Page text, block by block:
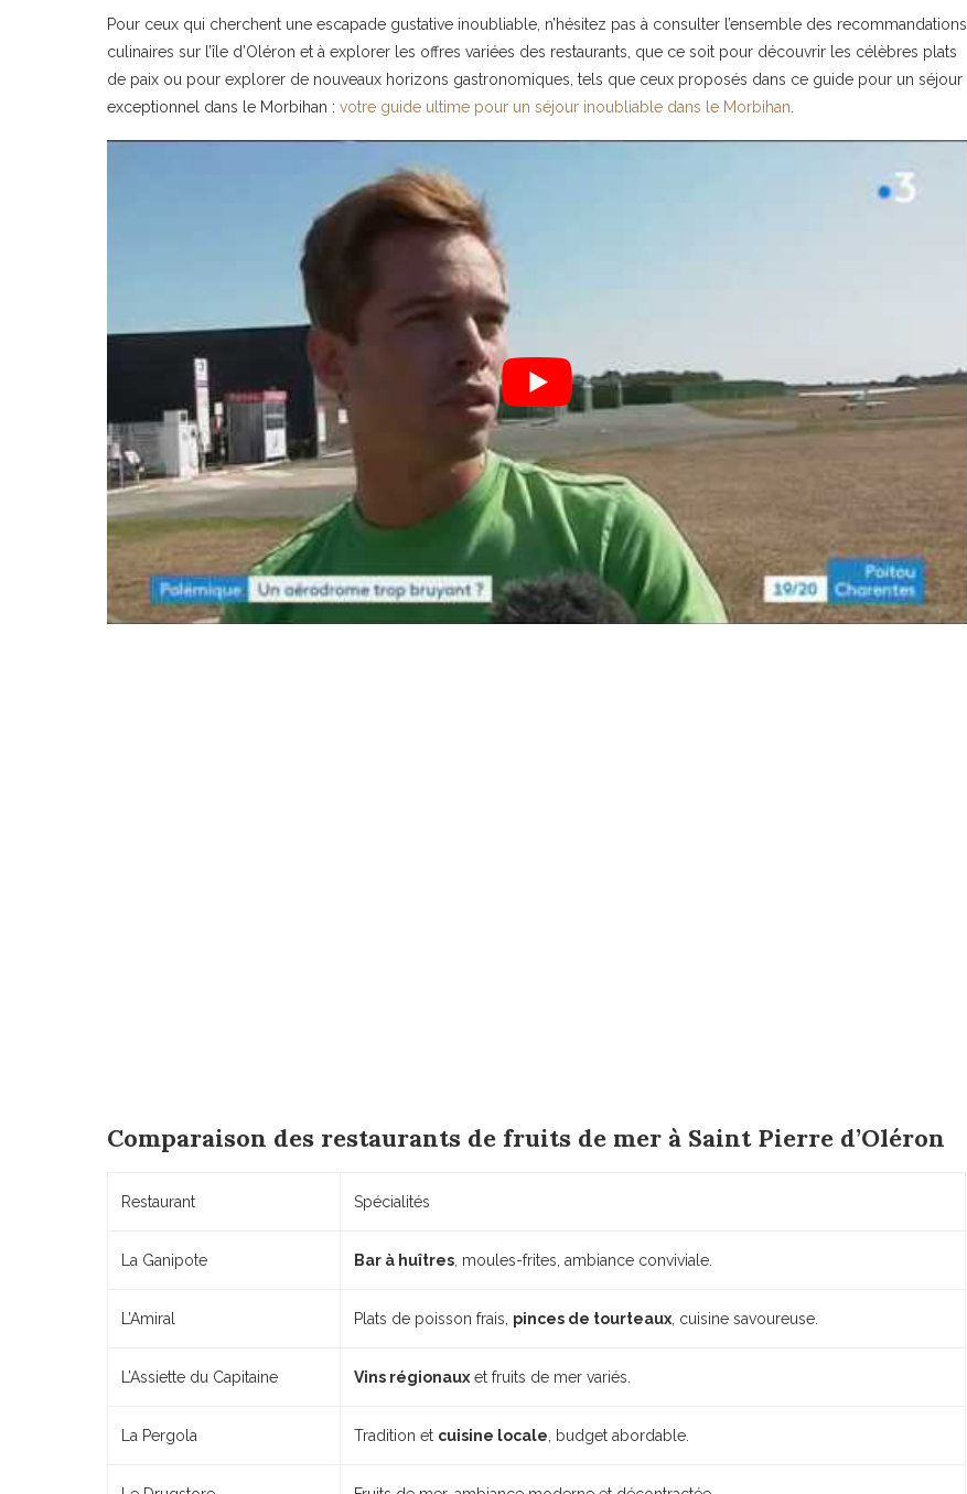
Pour ceux qui cherchent une escapade gustative inoubliable, n’hésitez pas à consulter l’ensemble des recommandations
culinaires sur l’île d’Oléron et à explorer les offres variées des restaurants, que ce soit pour découvrir les célèbres plats
de paix ou pour explorer de nouveaux horizons gastronomiques, tels que ceux proposés dans ce guide pour un séjour
exceptionnel dans le Morbihan : votre guide ultime pour un séjour inoubliable dans le Morbihan
Comparaison des restaurants de fruits de mer à Saint Pierre d’Oléron
Restaurant Spécialités
La Ganipote Bar à huîtres, moules-frites, ambiance conviviale.
L’Amiral Plats de poisson frais, pinces de tourteaux, cuisine savoureuse.
L’Assiette du Capitaine Vins régionauxet fruits de mer variés.
La Pergola Tradition et cuisine locale, budget abordable.